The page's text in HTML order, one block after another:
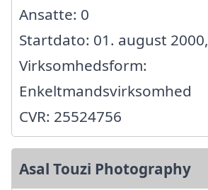
Ansatte: 0
Startdato: 01. august 2000,
Virksomhedsform:
Enkeltmandsvirksomhed
CVR: 25524756
Asal Touzi Photography